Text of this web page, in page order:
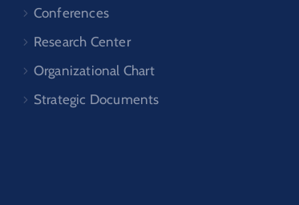
Conferences
Research Center
Organizational Chart
Strategic Documents